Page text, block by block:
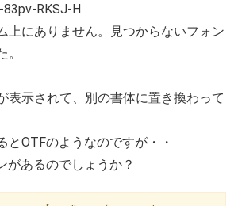
83pv-RKSJ-H
上にありません。見つからないフォン
表示されて、別の書体に置き換わって
とOTFのようなのですが・・
があるのでしょうか？